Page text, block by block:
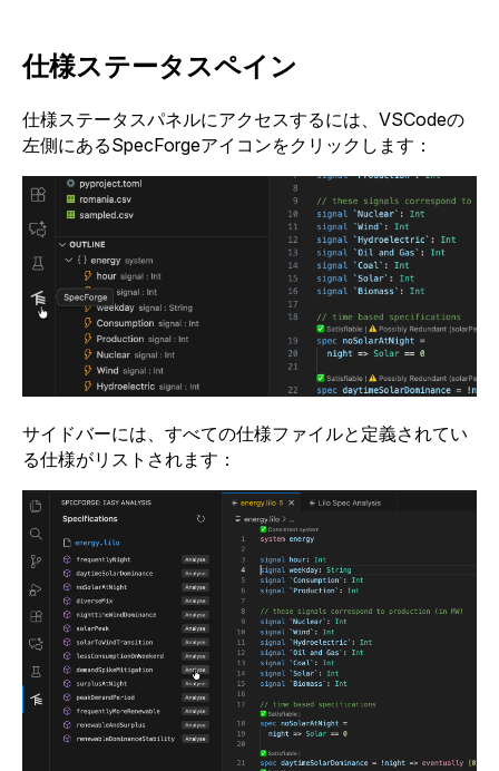
仕様ステータスペイン
仕様ステータスパネルにアクセスするには、VSCodeの
左側にあるSpecForgeアイコンをクリックします：
サイドバーには、すべての仕様ファイルと定義されてい
る仕様がリストされます：